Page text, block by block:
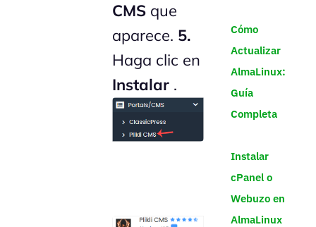
CMS que
aparece. 5.
Haga clic en
Instalar .
Cómo
Actualizar
AlmaLinux:
Guía
Completa
Instalar
cPanel o
Webuzo en
AlmaLinux